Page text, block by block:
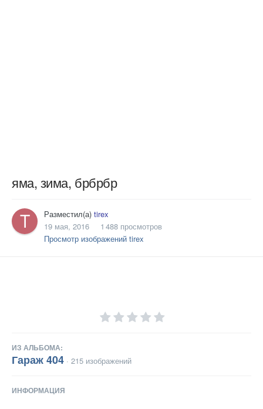
яма, зима, брбрбр
Разместил(а) tirex
19 мая, 2016
1 488 просмотров
Просмотр изображений tirex
ИЗ АЛЬБОМА:
Гараж 404 · 215 изображений
ИНФОРМАЦИЯ